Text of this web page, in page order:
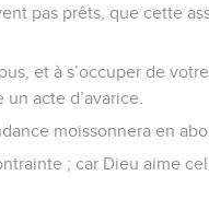
pas prêts, que cette
et à s’occuper de
acte d’avarice.
moissonnera en
; car Dieu aime